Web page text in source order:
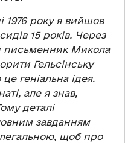
1976 року я вийшов
15 років. Через
письменник Микола
Гельсінську
геніальна ідея.
але я знав,
деталі
завданням
легальною, щоб про